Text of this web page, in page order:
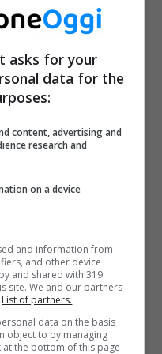
di miglioramento,
dei pannelli.
impianto
quelle Regioni
per la
nel Sud Italia
nelle regioni
anche fino al
fa abbassare
anche fino al
asks for your
data for the
content, advertising and
research and
on a device
and information from
and other device
and shared with 319
site. We and our partners
List of partners.
data on the basis
object to by managing
the bottom of this page